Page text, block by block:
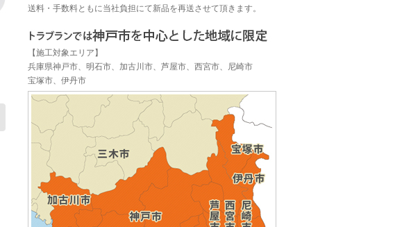
送料・手数料ともに当社負担にて新品を再送させて頂きます。
【施工対象エリア】
兵庫県神戸市、明石市、加古川市、芦屋市、西宮市、尼崎市
宝塚市、伊丹市